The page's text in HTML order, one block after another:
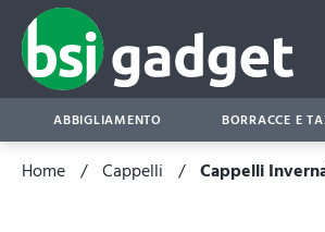
ABBIGLIAMENTO BORRACCE E
Home Cappelli Cappelli